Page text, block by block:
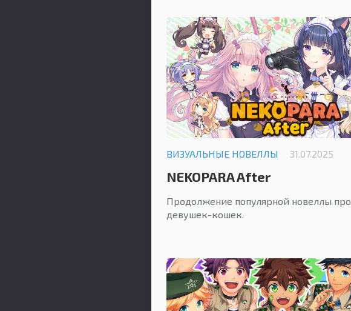
ВИЗУАЛЬНЫЕ НОВЕЛЛЫ 31.07.2025
NEKOPARA After
Продолжение популярной новеллы про
девушек-кошек.